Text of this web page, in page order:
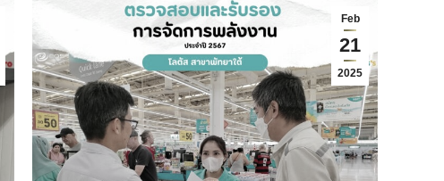
Feb
21
2025